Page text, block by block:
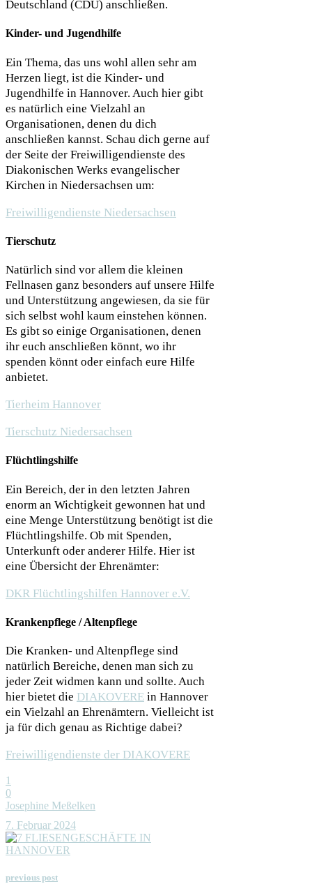
Deutschland (CDU) anschließen.
Kinder- und Jugendhilfe
Ein Thema, das uns wohl allen sehr am
Herzen liegt, ist die Kinder- und
Jugendhilfe in Hannover. Auch hier gibt
es natürlich eine Vielzahl an
Organisationen, denen du dich
anschließen kannst. Schau dich gerne auf
der Seite der Freiwilligendienste des
Diakonischen Werks evangelischer
Kirchen in Niedersachsen um:
Freiwilligendienste Niedersachsen
Tierschutz
Natürlich sind vor allem die kleinen
Fellnasen ganz besonders auf unsere Hilfe
und Unterstützung angewiesen, da sie für
sich selbst wohl kaum einstehen können.
Es gibt so einige Organisationen, denen
ihr euch anschließen könnt, wo ihr
spenden könnt oder einfach eure Hilfe
anbietet.
Tierheim Hannover
Tierschutz Niedersachsen
Flüchtlingshilfe
Ein Bereich, der in den letzten Jahren
enorm an Wichtigkeit gewonnen hat und
eine Menge Unterstützung benötigt ist die
Flüchtlingshilfe. Ob mit Spenden,
Unterkunft oder anderer Hilfe. Hier ist
eine Übersicht der Ehrenämter:
DKR Flüchtlingshilfen Hannover e.V.
Krankenpflege / Altenpflege
Die Kranken- und Altenpflege sind
natürlich Bereiche, denen man sich zu
jeder Zeit widmen kann und sollte. Auch
hier bietet die DIAKOVERE in Hannover
ein Vielzahl an Ehrenämtern. Vielleicht ist
ja für dich genau as Richtige dabei?
Freiwilligendienste der DIAKOVERE
1
0
Josephine Meßelken
7. Februar 2024
previous post